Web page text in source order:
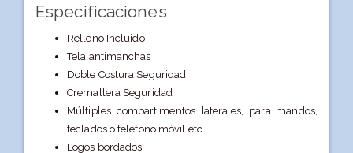
Especificaciones
Relleno Incluido
Tela antimanchas
Doble Costura Seguridad
Cremallera Seguridad
Múltiples compartimentos laterales, para mandos,
teclados o teléfono móvil etc
Logos bordados